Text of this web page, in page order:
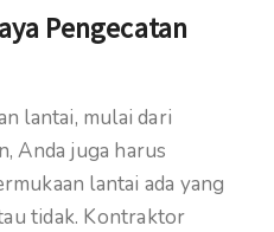
Pengecatan
lantai, mulai dari
Anda juga harus
lantai ada yang
tidak. Kontraktor